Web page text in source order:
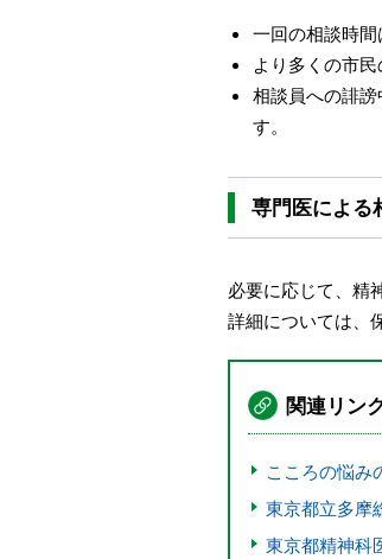
一回の相談時
より多くの市
相談員への誹
す。
専門医による
必要に応じて、精
詳細については、
関連リン
こころの悩み
東京都立多摩
東京都精神科